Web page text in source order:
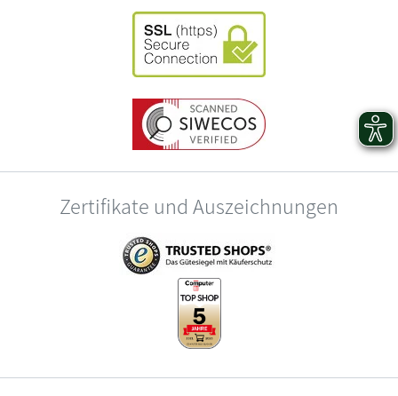
Zertifikate und Auszeichnungen